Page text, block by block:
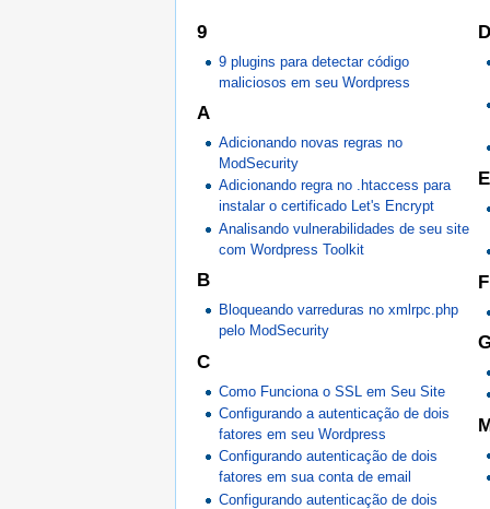
9
9 plugins para detectar código
maliciosos em seu Wordpress
A
Adicionando novas regras no
ModSecurity
Adicionando regra no .htaccess para
instalar o certificado Let's Encrypt
Analisando vulnerabilidades de seu site
com Wordpress Toolkit
B
Bloqueando varreduras no xmlrpc.php
pelo ModSecurity
C
Como Funciona o SSL em Seu Site
Configurando a autenticação de dois
fatores em seu Wordpress
Configurando autenticação de dois
fatores em sua conta de email
Configurando autenticação de dois
E
F